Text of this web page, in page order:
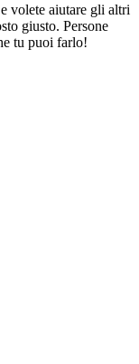
volete aiutare gli altri
giusto. Persone
tu puoi farlo!